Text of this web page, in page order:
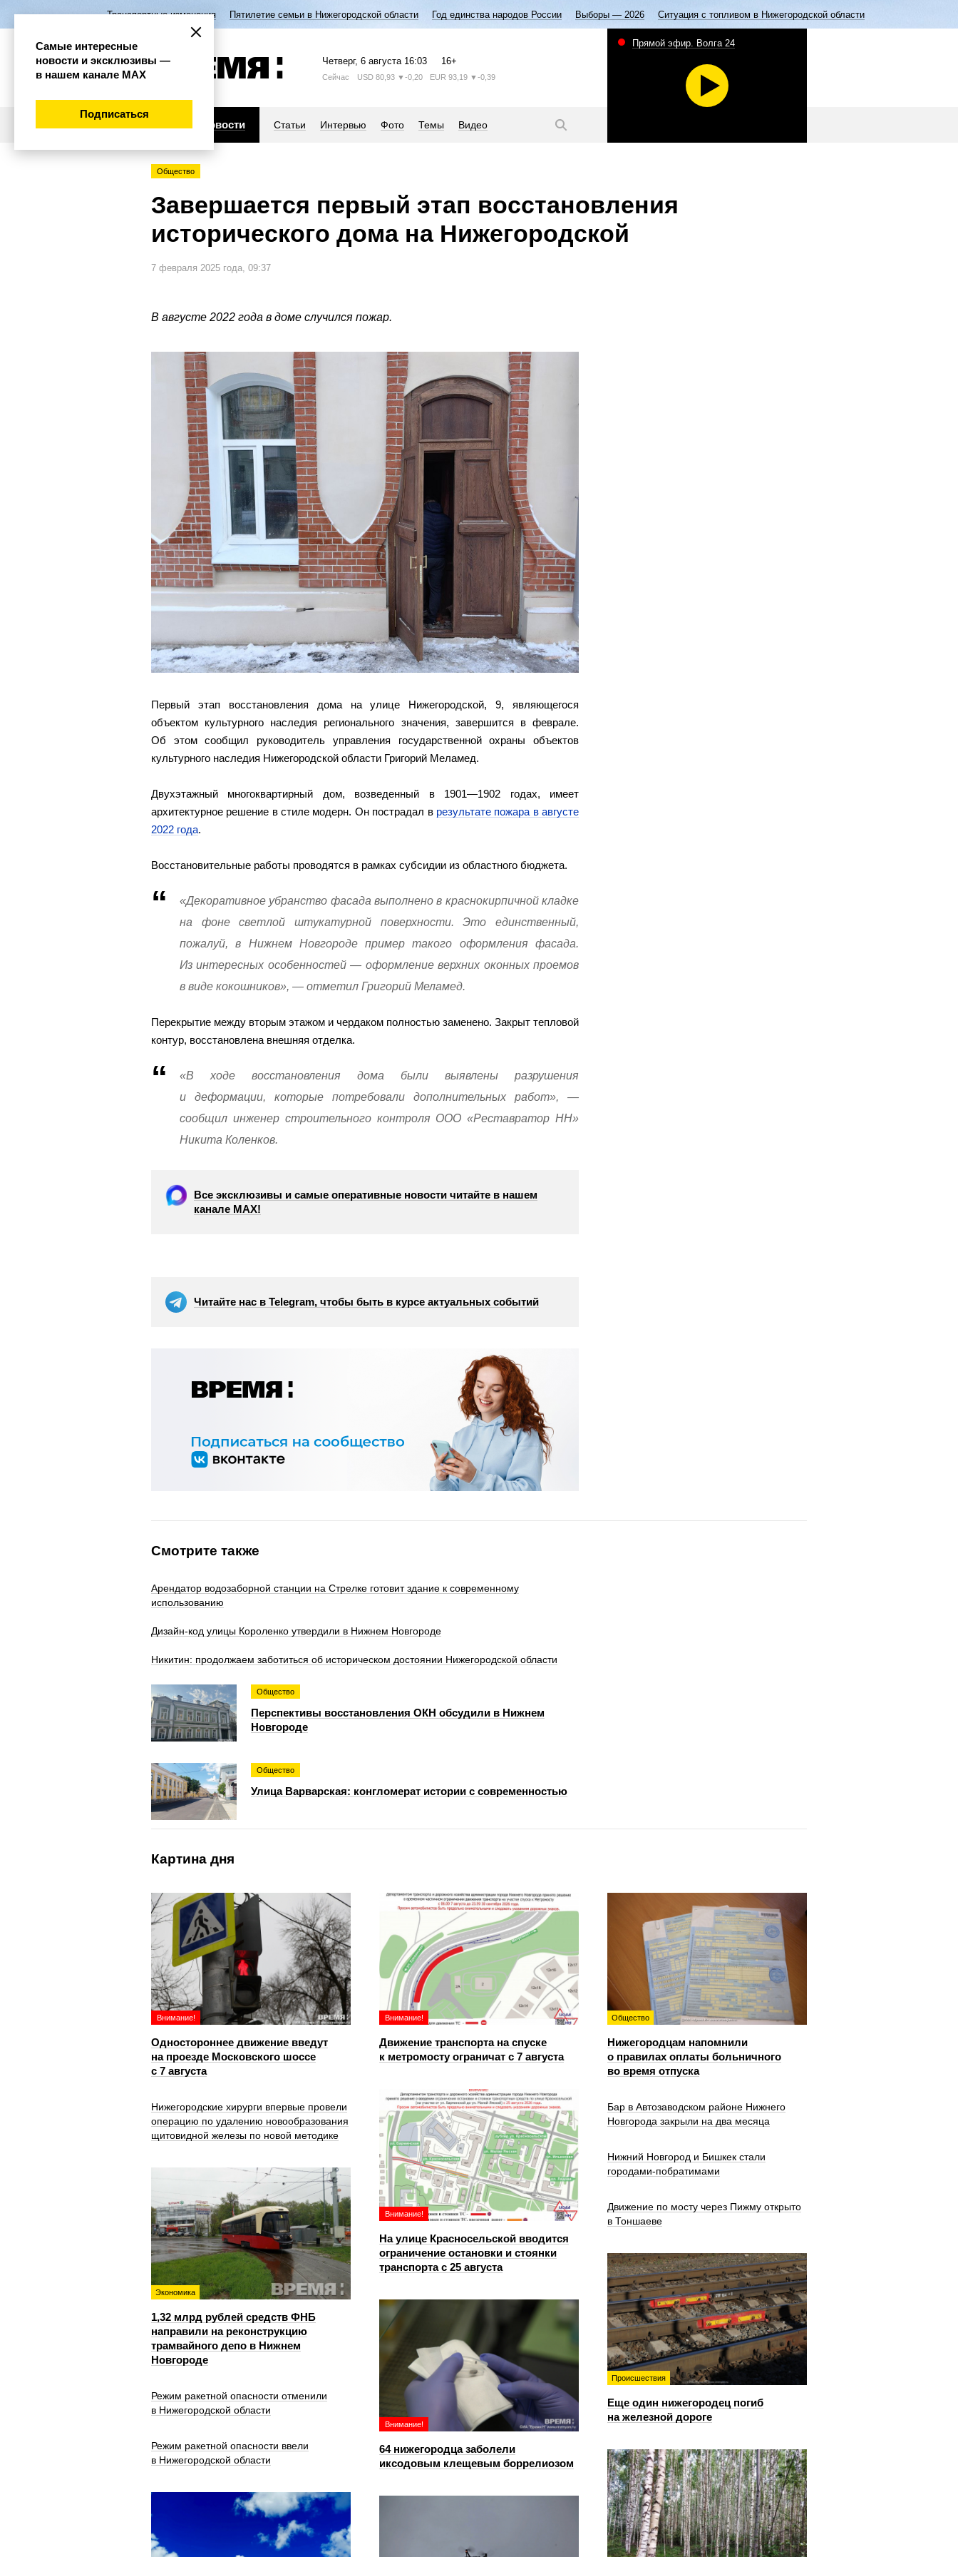
Транспортные изменения Пятилетие семьи в Нижегородской области Год единства народов России Выборы — 2026 Ситуация с топливом в Нижегородской области
Четверг, 6 августа 16:03 16+
Сейчас USD 80,93 ▼-0,20 EUR 93,19 ▼-0,39
Новости Статьи Интервью Фото Темы Видео
Прямой эфир. Волга 24
Общество
Завершается первый этап восстановления
исторического дома на Нижегородской
7 февраля 2025 года, 09:37
В августе 2022 года в доме случился пожар.
Первый этап восстановления дома на улице Нижегородской, 9, являющегося
объектом культурного наследия регионального значения, завершится в феврале.
Об этом сообщил руководитель управления государственной охраны объектов
культурного наследия Нижегородской области Григорий Меламед.
Двухэтажный многоквартирный дом, возведенный в 1901—1902 годах, имеет
архитектурное решение в стиле модерн. Он пострадал в результате пожара в августе
2022 года.
Восстановительные работы проводятся в рамках субсидии из областного бюджета.
«Декоративное убранство фасада выполнено в краснокирпичной кладке
на фоне светлой штукатурной поверхности. Это единственный,
пожалуй, в Нижнем Новгороде пример такого оформления фасада.
Из интересных особенностей — оформление верхних оконных проемов
в виде кокошников», — отметил Григорий Меламед.
Перекрытие между вторым этажом и чердаком полностью заменено. Закрыт тепловой
контур, восстановлена внешняя отделка.
«В ходе восстановления дома были выявлены разрушения
и деформации, которые потребовали дополнительных работ», —
сообщил инженер строительного контроля ООО «Реставратор НН»
Никита Коленков.
Все эксклюзивы и самые оперативные новости читайте в нашем
канале МАХ!
Читайте нас в Telegram, чтобы быть в курсе актуальных событий
Смотрите также
Арендатор водозаборной станции на Стрелке готовит здание к современному
использованию
Дизайн-код улицы Короленко утвердили в Нижнем Новгороде
Никитин: продолжаем заботиться об историческом достоянии Нижегородской области
Общество
Перспективы восстановления ОКН обсудили в Нижнем
Новгороде
Общество
Улица Варварская: конгломерат истории с современностью
Картина дня
Внимание!
Одностороннее движение введут
на проезде Московского шоссе
с 7 августа
Внимание!
Движение транспорта на спуске
к метромосту ограничат с 7 августа
Общество
Нижегородцам напомнили
о правилах оплаты больничного
во время отпуска
Внимание!
На улице Красносельской вводится
ограничение остановки и стоянки
транспорта с 25 августа
Нижегородские хирурги впервые провели
операцию по удалению новообразования
щитовидной железы по новой методике
Бар в Автозаводском районе Нижнего
Новгорода закрыли на два месяца
Нижний Новгород и Бишкек стали
городами-побратимами
Экономика
1,32 млрд рублей средств ФНБ
направили на реконструкцию
трамвайного депо в Нижнем
Новгороде
Движение по мосту через Пижму открыто
в Тоншаеве
Происшествия
Еще один нижегородец погиб
на железной дороге
Внимание!
64 нижегородца заболели
иксодовым клещевым боррелиозом
Режим ракетной опасности отменили
в Нижегородской области
Режим ракетной опасности ввели
в Нижегородской области
Самые интересные
новости и эксклюзивы —
в нашем канале МАХ
Подписаться